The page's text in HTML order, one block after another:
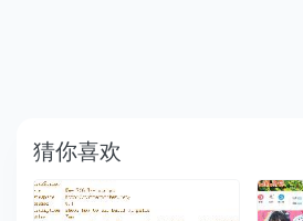
猜你喜欢